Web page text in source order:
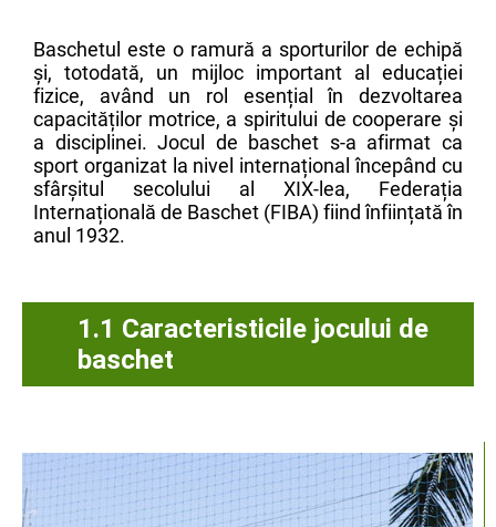
Baschetul este o ramură a sporturilor de echipă
și, totodată, un mijloc important al educației
fizice, având un rol esențial în dezvoltarea
capacităților motrice, a spiritului de cooperare și
a disciplinei. Jocul de baschet s-a afirmat ca
sport organizat la nivel internațional începând cu
sfârșitul secolului al XIX-lea, Federația
Internațională de Baschet (FIBA) fiind înființată în
anul 1932.
1.1 Caracteristicile jocului de
baschet